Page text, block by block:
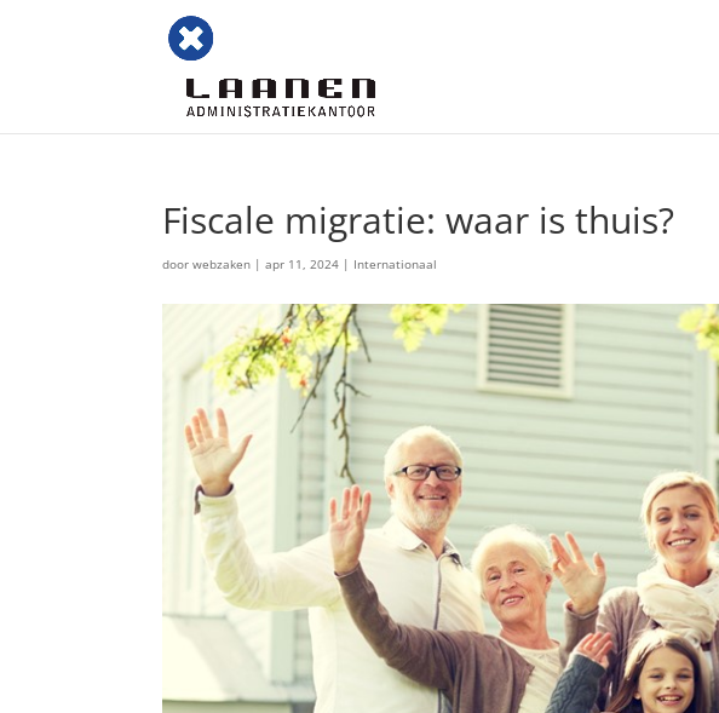
Fiscale migratie: waar is thuis?
doorwebzaken |apr 11, 2024 | Internationaal